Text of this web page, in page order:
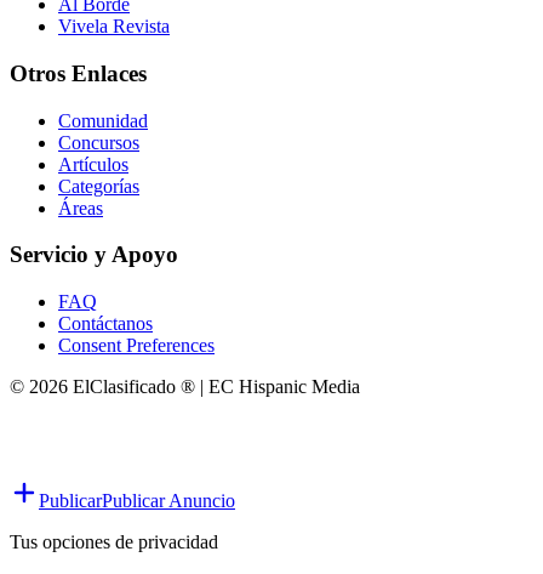
Al Borde
Vivela Revista
Otros Enlaces
Comunidad
Concursos
Artículos
Categorías
Áreas
Servicio y Apoyo
FAQ
Contáctanos
Consent Preferences
© 2026 ElClasificado ® | EC Hispanic Media
PublicarPublicar Anuncio
Tus opciones de privacidad